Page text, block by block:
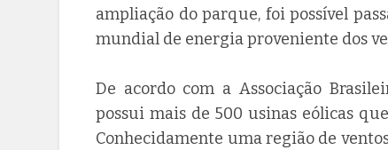
ampliação do parque, foi possível
mundial de energia proveniente dos
De acordo com a Associação
possui mais de 500 usinas eólicas
Conhecidamente uma região de